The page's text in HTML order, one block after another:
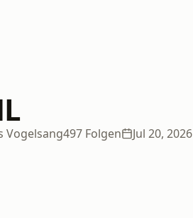
Vogelsang497 Folgen Jul 20, 2026